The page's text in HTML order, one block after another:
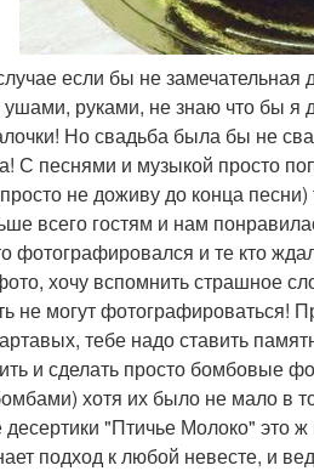
если бы не
руками, не знаю что бы
Но свадьба была бы не
С песнями и музыкой просто
не доживу до конца
всего гостям и нам
фотографировался и те кто
хочу вспомнить страшное
не могут фотографироваться!
тебе надо ставить
и сделать просто бомбовые
хотя их было не мало в
"Птичье Молоко" это
подход к любой невесте, и